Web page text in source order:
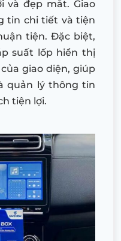
và đẹp mắt. Giao
tin chi tiết và tiện
tiện. Đặc biệt,
suất lốp hiển thị
giao diện, giúp
quản lý thông tin
tiện lợi.